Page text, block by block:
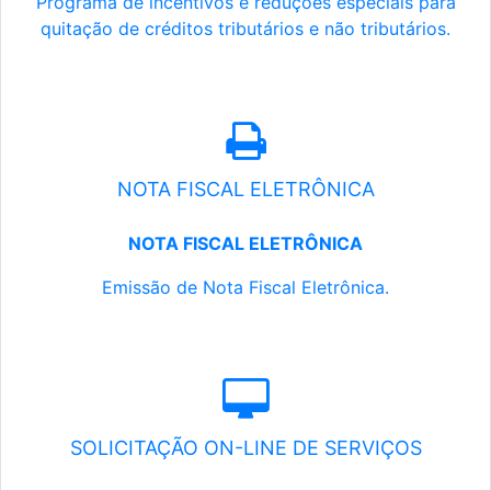
quitação de créditos tributários e não tributários.
NOTA FISCAL ELETRÔNICA
NOTA FISCAL ELETRÔNICA
Emissão de Nota Fiscal Eletrônica.
SOLICITAÇÃO ON-LINE DE SERVIÇOS